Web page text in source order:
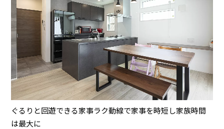
ぐるりと回遊できる家事ラク動線で家事を時短し家族時間
は最大に